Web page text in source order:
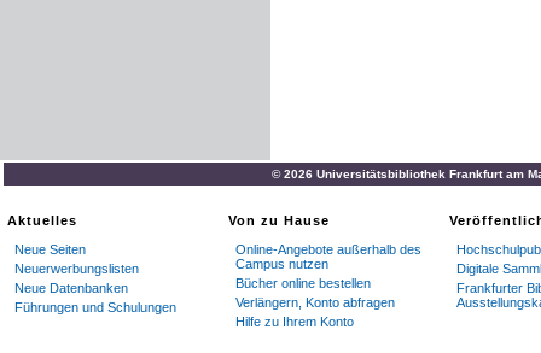
© 2026 Universitätsbibliothek Frankfurt am
Aktuelles
Neue Seiten
Neuerwerbungslisten
Neue Datenbanken
Führungen und Schulungen
Von zu Hause
Online-Angebote außerhalb des
Campus nutzen
Bücher online bestellen
Verlängern, Konto abfragen
Hilfe zu Ihrem Konto
Digitale
Frankfurter